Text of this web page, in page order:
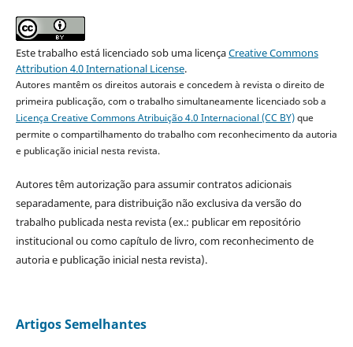
Este trabalho está licenciado sob uma licençaCreative Commons
Attribution 4.0 International License.
Autores mantêm os direitos autorais e concedem à revista o direito de
primeira publicação, com o trabalho simultaneamente licenciado sob a
Licença Creative Commons Atribuição 4.0 Internacional (CC BY)que
permite o compartilhamento do trabalho com reconhecimento da autoria
e publicação inicial nesta revista.
Autores têm autorização para assumir contratos adicionais
separadamente, para distribuição não exclusiva da versão do
trabalho publicada nesta revista (ex.: publicar em repositório
institucional ou como capítulo de livro, com reconhecimento de
autoria e publicação inicial nesta revista).
Artigos Semelhantes